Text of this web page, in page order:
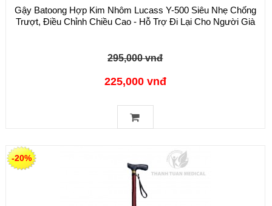
Gậy Batoong Hợp Kim Nhôm Lucass Y-500 Siêu Nhẹ Chống
Trượt, Điều Chỉnh Chiều Cao - Hỗ Trợ Đi Lại Cho Người Già
295,000 vnđ
225,000 vnđ
-20%